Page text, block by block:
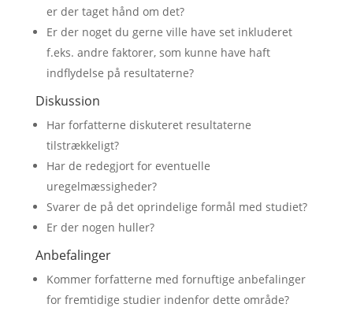
er der taget hånd om det?
Er der noget du gerne ville have set inkluderet
f.eks. andre faktorer, som kunne have haft
indflydelse på resultaterne?
Diskussion
Har forfatterne diskuteret resultaterne
tilstrækkeligt?
Har de redegjort for eventuelle
uregelmæssigheder?
Svarer de på det oprindelige formål med studiet?
Er der nogen huller?
Anbefalinger
Kommer forfatterne med fornuftige anbefalinger
for fremtidige studier indenfor dette område?